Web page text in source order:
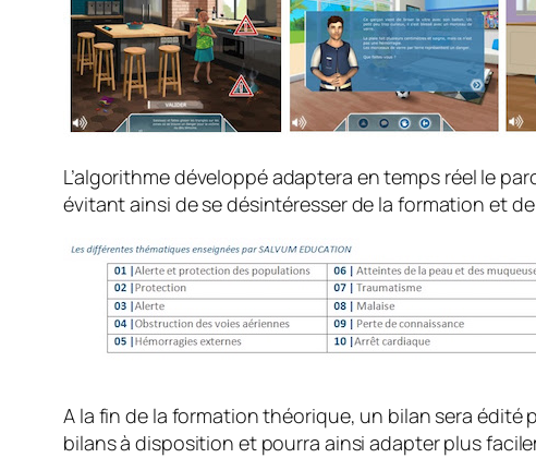
L’algorithme développé adaptera en temps réel le
évitant ainsi de se désintéresser de la formation et
A la fin de la formation théorique, un bilan sera édité
bilans à disposition et pourra ainsi adapter plus